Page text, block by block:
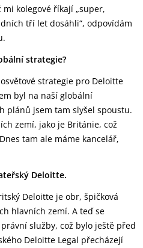
kolegové říkají „super,
tří let dosáhli“, odpovídám
strategie?
strategie pro Deloitte
byl na naší globální
plánů jsem tam slyšel spoustu.
zemí, jako je Británie, což
tam ale máme kancelář,
Deloitte.
Deloitte je obr, špičková
hlavních zemí. A teď se
služby, což bylo ještě před
Deloitte Legal přecházejí